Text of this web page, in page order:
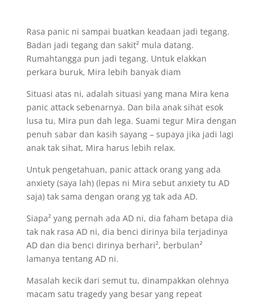
Rasa panic ni sampai buatkan keadaan jadi tegang.
Badan jadi tegang dan sakit² mula datang.
Rumahtangga pun jadi tegang. Untuk elakkan
perkara buruk, Mira lebih banyak diam
Situasi atas ni, adalah situasi yang mana Mira kena
panic attack sebenarnya. Dan bila anak sihat esok
lusa tu, Mira pun dah lega. Suami tegur Mira dengan
penuh sabar dan kasih sayang – supaya jika jadi lagi
anak tak sihat, Mira harus lebih relax.
Untuk pengetahuan, panic attack orang yang ada
anxiety (saya lah) (lepas ni Mira sebut anxiety tu AD
saja) tak sama dengan orang yg tak ada AD.
Siapa² yang pernah ada AD ni, dia faham betapa dia
tak nak rasa AD ni, dia benci dirinya bila terjadinya
AD dan dia benci dirinya berhari², berbulan²
lamanya tentang AD ni.
Masalah kecik dari semut tu, dinampakkan olehnya
macam satu tragedy yang besar yang repeat